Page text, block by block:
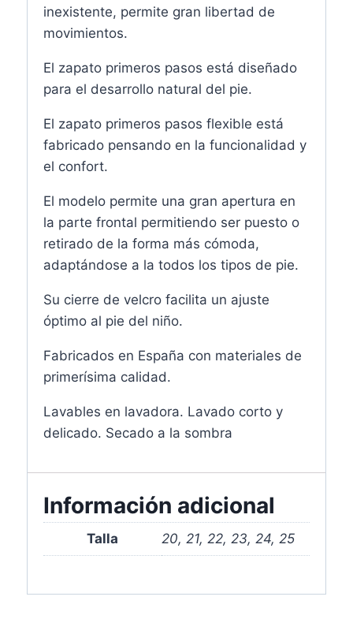
inexistente, permite gran libertad de
movimientos.
El zapato primeros pasos está diseñado
para el desarrollo natural del pie.
El zapato primeros pasos flexible está
fabricado pensando en la funcionalidad y
el confort.
El modelo permite una gran apertura en
la parte frontal permitiendo ser puesto o
retirado de la forma más cómoda,
adaptándose a la todos los tipos de pie.
Su cierre de velcro facilita un ajuste
óptimo al pie del niño.
Fabricados en España con materiales de
primerísima calidad.
Lavables en lavadora. Lavado corto y
delicado. Secado a la sombra
Información adicional
Talla 20, 21, 22, 23, 24, 25